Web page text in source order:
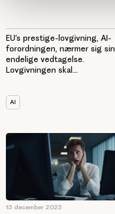
EU’s prestige-lovgivning, AI-
forordningen, nærmer sig sin
endelige vedtagelse.
Lovgivningen skal...
AI
13 december 2023